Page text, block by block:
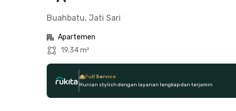
Buahbatu, Jati Sari
Apartemen
19.34 m²
Full Service
Hunian stylish dengan layanan lengkap dan terjamin